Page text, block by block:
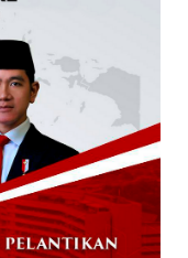
Mesrha
Pe...
di Pilgub
J...